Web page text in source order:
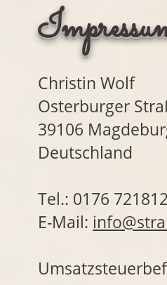
Christin Wolf
Osterburger
39106
Deutschland
Tel.: 0176
E-Mail: